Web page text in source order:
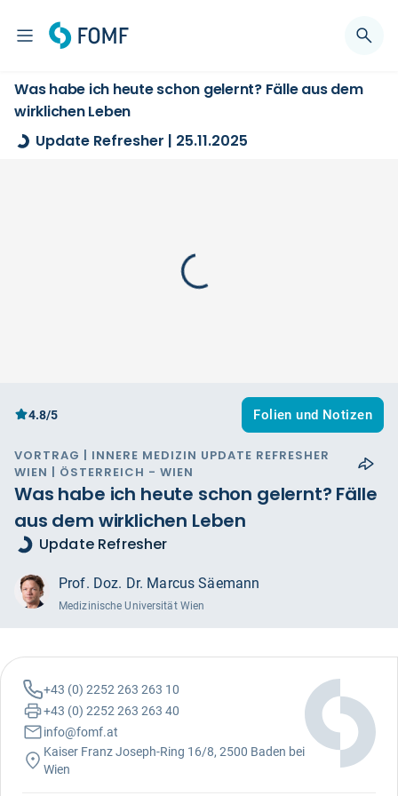
Was habe ich heute schon gelernt? Fälle aus dem
wirklichen Leben
Update Refresher | 25.11.2025
4.8/5 Folien und Notizen
VORTRAG | INNERE MEDIZIN UPDATE REFRESHER
WIEN | ÖSTERREICH - WIEN
Was habe ich heute schon gelernt? Fälle
aus dem wirklichen Leben
Update Refresher
Prof. Doz. Dr. Marcus Säemann
Medizinische Universität Wien
+43 (0) 2252 263 263 10
+43 (0) 2252 263 263 40
info@fomf.at
Kaiser Franz Joseph-Ring 16/8, 2500 Baden bei
Wien